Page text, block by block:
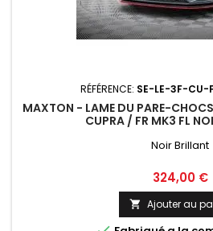
RÉFÉRENCE: SE-LE-3F-CU-
MAXTON - LAME DU PARE-
CUPRA / FR MK3 FL
Noir Brillant
Prix
324,00 €
 Ajouter au